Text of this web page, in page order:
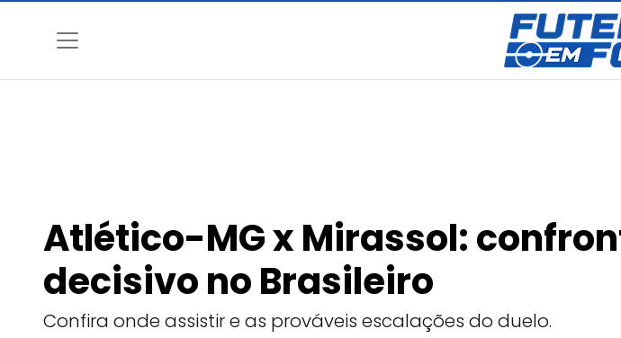
Atlético-MG x Mirassol:
decisivo no Brasileiro
Confira onde assistir e as prováveis escalações do duelo.